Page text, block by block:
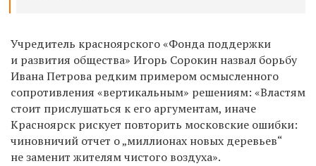
Учредитель красноярского «Фонда поддержки
и развития общества» Игорь Сорокин назвал борьбу
Ивана Петрова редким примером осмысленного
сопротивления «вертикальным» решениям: «Властям
стоит прислушаться к его аргументам, иначе
Красноярск рискует повторить московские ошибки:
чиновничий отчет о „миллионах новых деревьев“
не заменит жителям чистого воздуха».